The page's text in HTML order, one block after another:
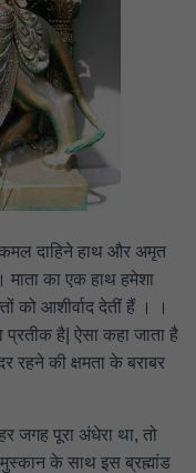
दाहिने हाथ और अमृत
का एक हाथ हमेशा
को आशीर्वाद देतीं हैं । ।
प्रतीक है| ऐसा कहा जाता है
रहने की क्षमता के बराबर
जगह पूरा अंधेरा था, तो
मुस्कान के साथ इस ब्रह्मांड